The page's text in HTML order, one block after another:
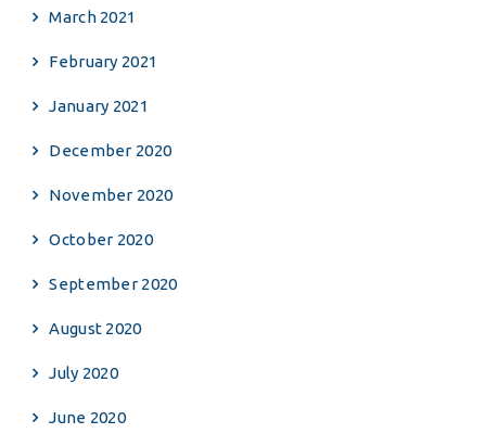
March 2021
February 2021
January 2021
December 2020
November 2020
October 2020
September 2020
August 2020
July 2020
June 2020